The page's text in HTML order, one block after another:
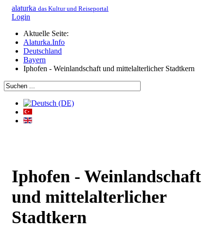
alaturka das Kultur und Reiseportal
Login
Aktuelle Seite:
Alaturka.Info
Deutschland
Bayern
Iphofen - Weinlandschaft und mittelalterlicher Stadtkern
Iphofen - Weinlandschaft
und mittelalterlicher
Stadtkern